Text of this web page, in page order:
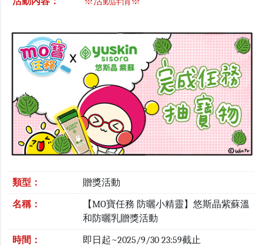
類型： 贈獎活動
名稱：
【MO寶任務 防曬小精靈】悠斯晶紫蘇溫
和防曬乳贈獎活動
時間： 即日起~2025/9/30 23:59截止